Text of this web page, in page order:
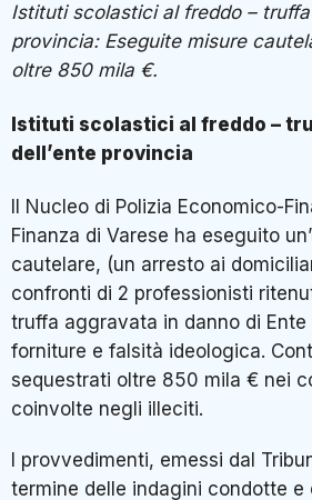
Istituti scolastici al freddo –
provincia: Eseguite misure
oltre 850 mila €.
Istituti scolastici al freddo –
dell’ente provincia
Il Nucleo di Polizia Economico-
Finanza di Varese ha eseguito
cautelare, (un arresto ai
confronti di 2 professionisti
truffa aggravata in danno di
forniture e falsità ideologica.
sequestrati oltre 850 mila € nei
coinvolte negli illeciti.
I provvedimenti, emessi dal
termine delle indagini condotte